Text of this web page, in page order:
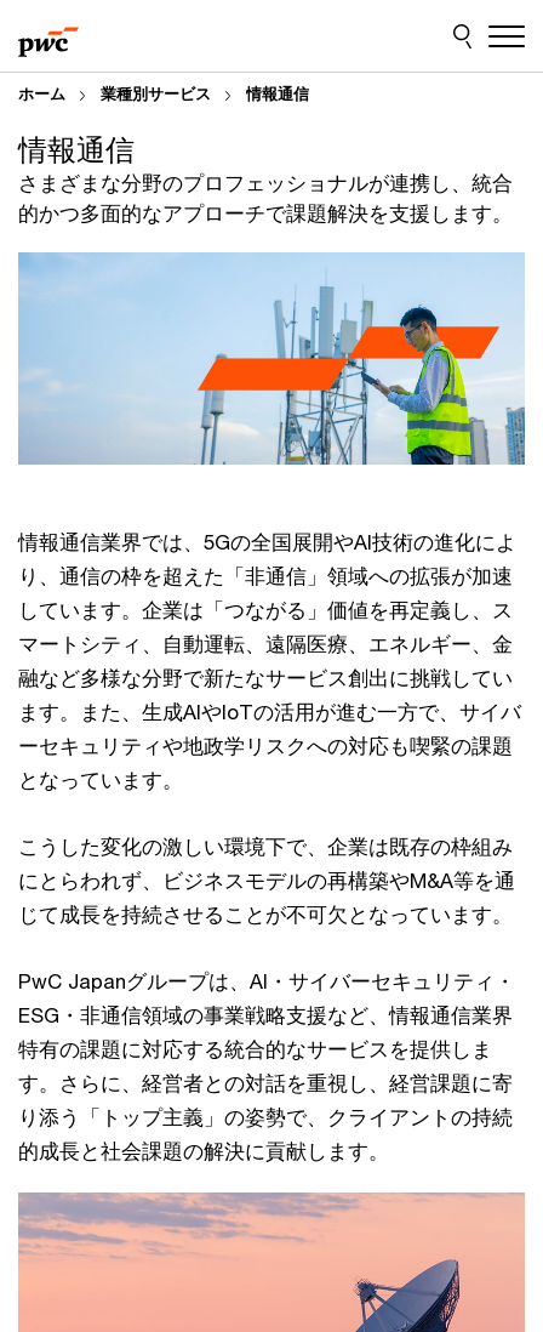
to
content
to
footer
ホーム 業種別サービス 情報通信
さまざまな分野のプロフェッショナルが連携し、統合
的かつ多面的なアプローチで課題解決を支援します。
情報通信
情報通信業界では、5Gの全国展開やAI技術の進化によ
り、通信の枠を超えた「非通信」領域への拡張が加速
しています。企業は「つながる」価値を再定義し、ス
マートシティ、自動運転、遠隔医療、エネルギー、金
融など多様な分野で新たなサービス創出に挑戦してい
ます。また、生成AIやIoTの活用が進む一方で、サイバ
ーセキュリティや地政学リスクへの対応も喫緊の課題
となっています。
こうした変化の激しい環境下で、企業は既存の枠組み
にとらわれず、ビジネスモデルの再構築やM&A等を通
じて成長を持続させることが不可欠となっています。
PwC Japanグループは、AI・サイバーセキュリティ・
ESG・非通信領域の事業戦略支援など、情報通信業界
特有の課題に対応する統合的なサービスを提供しま
す。さらに、経営者との対話を重視し、経営課題に寄
り添う「トップ主義」の姿勢で、クライアントの持続
的成長と社会課題の解決に貢献します。